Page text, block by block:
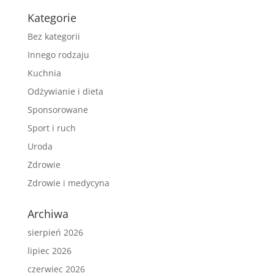
Kategorie
Bez kategorii
Innego rodzaju
Kuchnia
Odżywianie i dieta
Sponsorowane
Sport i ruch
Uroda
Zdrowie
Zdrowie i medycyna
Archiwa
sierpień 2026
lipiec 2026
czerwiec 2026